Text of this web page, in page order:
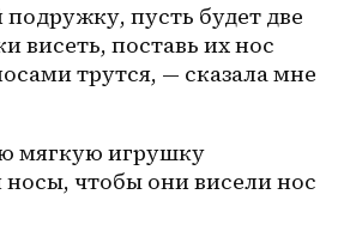
пусть будет две
висеть, поставь их нос
трутся, — сказала мне
мягкую игрушку
носы, чтобы они висели нос